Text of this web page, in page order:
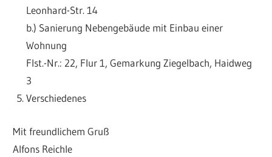
Leonhard-Str. 14
b.) Sanierung Nebengebäude mit Einbau einer
Wohnung
Flst.-Nr.: 22, Flur 1, Gemarkung Ziegelbach, Haidweg
3
Verschiedenes
Mit freundlichem Gruß
Alfons Reichle